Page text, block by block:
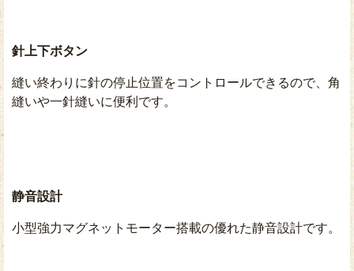
針上下ボタン
縫い終わりに針の停止位置をコントロールできるので、角
縫いや一針縫いに便利です。
静音設計
小型強力マグネットモーター搭載の優れた静音設計です。